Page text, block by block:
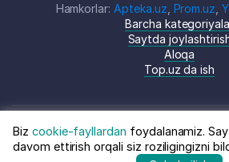
Hamkorlar: Apteka.uz Prom.uz ,
Barcha
Saytda
Aloqa
Top.uz da ish
© Top.uz, 2024 O'zbekiston
Biz cookie-fayllardan foydalanamiz.
davom ettirish orqali siz roziligingizni